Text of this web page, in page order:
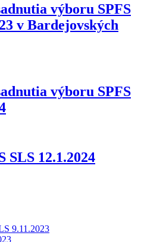
výboru SPFS
v Bardejovských
výboru SPFS
SLS 12.1.2024
9.11.2023